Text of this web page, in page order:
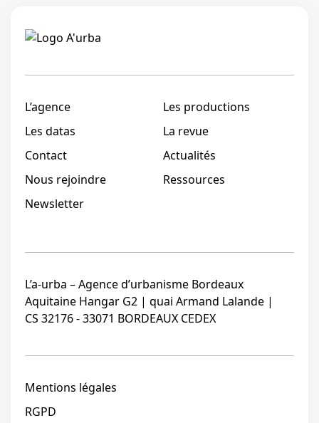
L’agence
Les productions
Les datas
La revue
Contact
Actualités
Nous rejoindre
Ressources
Newsletter
L’a-urba – Agence d’urbanisme Bordeaux
Aquitaine Hangar G2 | quai Armand Lalande |
CS 32176 - 33071 BORDEAUX CEDEX
Mentions légales
RGPD